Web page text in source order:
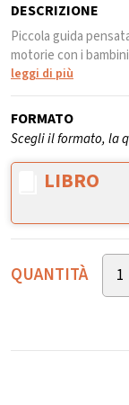
DESCRIZIONE
Piccola guida
motorie con i bambini
leggi di più
FORMATO
Scegli il formato, la
LIBRO
QUANTITÀ